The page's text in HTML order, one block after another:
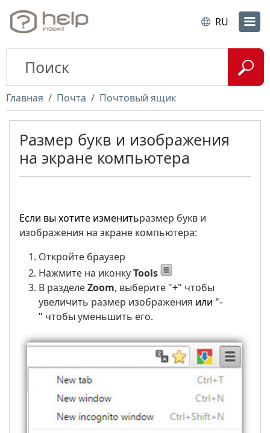
RU
Главная Почта Почтовый ящик
Размер букв и изображения
на экране компьютера
Если вы хотите изменитьразмер букв и
изображения на экране компьютера:
Откройте браузер
Нажмите на иконкуTools
В разделеZoom, выберите "+" чтобы
увеличить размер изображения или "-
" чтобы уменьшить его.